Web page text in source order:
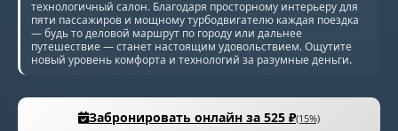
технологичный салон. Благодаря просторному интерьеру для
пяти пассажиров и мощному турбодвигателю каждая поездка
— будь то деловой маршрут по городу или дальнее
путешествие — станет настоящим удовольствием. Ощутите
новый уровень комфорта и технологий за разумные деньги.
Забронировать онлайн за 525 ₽(15%)